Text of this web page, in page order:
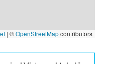
| ©OpenStreetMapcontributors